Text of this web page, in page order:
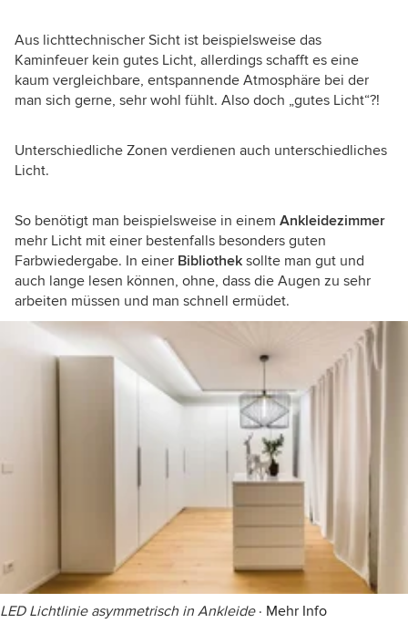
Aus lichttechnischer Sicht ist beispielsweise das
Kaminfeuer kein gutes Licht, allerdings schafft es eine
kaum vergleichbare, entspannende Atmosphäre bei der
man sich gerne, sehr wohl fühlt. Also doch „gutes Licht“?!
Unterschiedliche Zonen verdienen auch unterschiedliches
Licht.
So benötigt man beispielsweise in einem Ankleidezimmer
mehr Licht mit einer bestenfalls besonders guten
Farbwiedergabe. In einer Bibliothek sollte man gut und
auch lange lesen können, ohne, dass die Augen zu sehr
arbeiten müssen und man schnell ermüdet.
LED Lichtlinie asymmetrisch in Ankleide· Mehr Info